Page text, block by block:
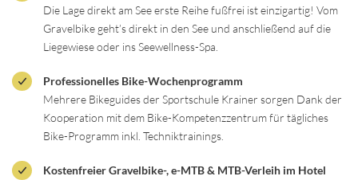
Die Lage direkt am See erste Reihe fußfrei ist einzigartig! Vom
Gravelbike geht’s direkt in den See und anschließend auf die
Liegewiese oder ins Seewellness-Spa.
Professionelles Bike-Wochenprogramm
Mehrere Bikeguides der Sportschule Krainer sorgen Dank der
Kooperation mit dem Bike-Kompetenzzentrum für tägliches
Bike-Programm inkl. Techniktrainings.
Kostenfreier Gravelbike-, e-MTB & MTB-Verleih im Hotel